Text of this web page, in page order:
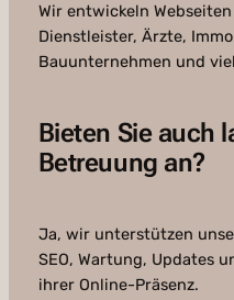
Wir entwickeln
Dienstleister, Ärzte,
Bauunternehmen und
Bieten Sie auch
Betreuung an?
Ja, wir unterstützen
SEO, Wartung, Updates
ihrer Online-Präsenz.